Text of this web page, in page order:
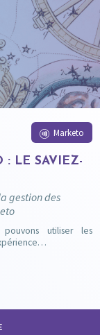
Marketo
: LE SAVIEZ-
gestion des
utiliser les